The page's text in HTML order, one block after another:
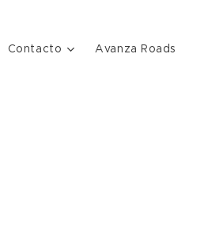
Contacto Avanza Roads